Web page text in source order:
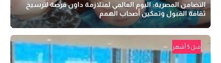
التضامن المصرية: اليوم العالمي لمتلازمة داون فرصة لترسيخ
ثقافة القبول وتمكين أصحاب الهمم
قبل 5 أشهر